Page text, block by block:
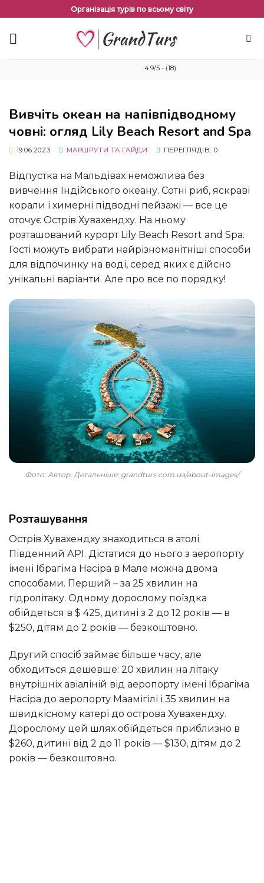
змісту
Організація турів по всьому світу
4.9/5 - (18)
Вивчіть океан на напівпідводному
човні: огляд Lily Beach Resort and Spa
19.06.2023 МАРШРУТИ ТА ГАЙДИ ПЕРЕГЛЯДІВ: 0
Відпустка на Мальдівах неможлива без
вивчення Індійського океану. Сотні риб, яскраві
корали і химерні підводні пейзажі — все це
оточує Острів Хувахендху. На ньому
розташований курорт Lily Beach Resort and Spa.
Гості можуть вибрати найрізноманітніші способи
для відпочинку на воді, серед яких є дійсно
унікальні варіанти. Але про все по порядку!
Фото: Автор. Детальніше: grandturs.com.ua/about-images/
Розташування
Острів Хувахендху знаходиться в атолі
Південний АРІ. Дістатися до нього з аеропорту
імені Ібрагіма Насіра в Мале можна двома
способами. Перший – за 25 хвилин на
гідролітаку. Одному дорослому поїздка
обійдеться в $ 425, дитині з 2 до 12 років — в
$250, дітям до 2 років — безкоштовно.
Другий спосіб займає більше часу, але
обходиться дешевше: 20 хвилин на літаку
внутрішніх авіаліній від аеропорту імені Ібрагіма
Насіра до аеропорту Маамігілі і 35 хвилин на
швидкісному катері до острова Хувахендху.
Дорослому цей шлях обійдеться приблизно в
$260, дитині від 2 до 11 років — $130, дітям до 2
років — безкоштовно.